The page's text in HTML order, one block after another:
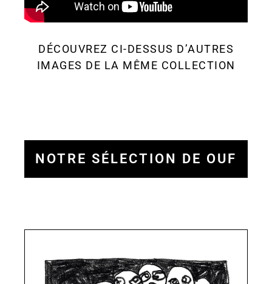
DÉCOUVREZ CI-DESSUS D’AUTRES
IMAGES DE LA MÊME COLLECTION
NOTRE SÉLECTION DE OUF